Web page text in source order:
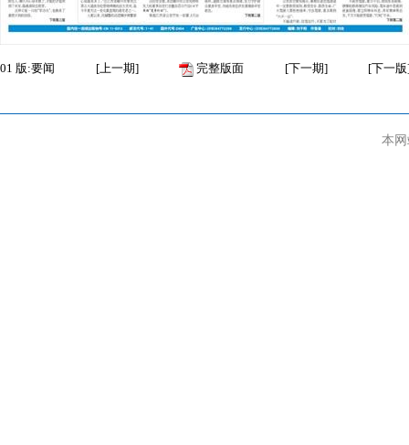
01 版:要闻 [上一期] 完整版面 [下一期] [下一版
本